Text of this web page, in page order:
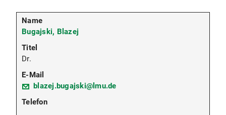
Bugajski, Blazej
Dr.
blazej.bugajski@lmu.de